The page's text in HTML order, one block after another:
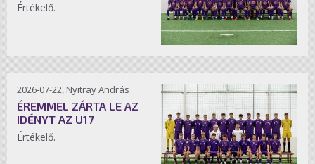
Értékelő.
2026-07-22, Nyitray András
ÉREMMEL ZÁRTA LE AZ
IDÉNYT AZ U17
Értékelő.